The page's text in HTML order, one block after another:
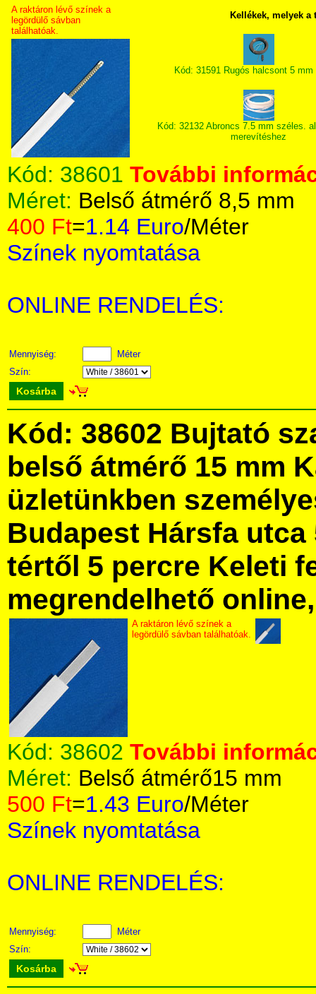
A raktáron lévő színek a
legördülő sávban
találhatóak.
Kellékek, melyek
Kód: 31591 Rugós halcsont 5
Kód: 32132 Abroncs 7.5 mm széles.
merevítéshez
Kód: 38601 További
Méret: Belső átmérő 8,5 mm
400 Ft=1.14 Euro/Méter
Színek nyomtatása
ONLINE RENDELÉS:
Mennyiség:
Méter
Szín:
Kosárba
Kód: 38602 Bujtató
belső átmérő 15 mm
üzletünkben
Budapest Hársfa utca
tértől 5 percre Keleti
megrendelhető
A raktáron lévő színek a
legördülő sávban találhatóak.
Kód: 38602 További
Méret: Belső átmérő15 mm
500 Ft=1.43 Euro/Méter
Színek nyomtatása
ONLINE RENDELÉS:
Mennyiség:
Méter
Szín:
Kosárba